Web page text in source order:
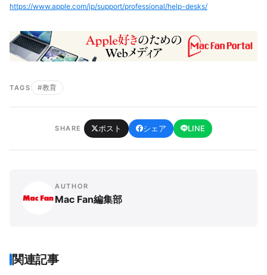
https://www.apple.com/jp/support/professional/help-desks/
TAGS #教育
SHARE ポスト シェア LINE
AUTHOR
Mac Fan編集部
関連記事